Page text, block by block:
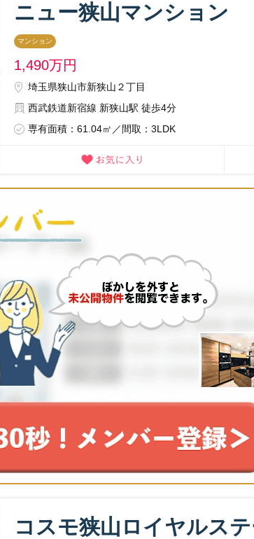
ニュー狭山マンション
マンション
1,490万円
埼玉県狭山市新狭山２丁目
西武鉄道新宿線 新狭山駅 徒歩4分
専有面積：61.04㎡／間取：3LDK
コスモ狭山ロイヤルス